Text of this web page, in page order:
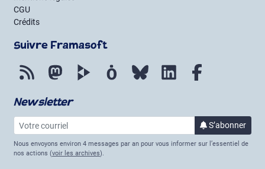
CGU
Crédits
Suivre Framasoft
Flux RSS MastodonPeerTube Mobilizon Bluesky LinkedIn
Newsletter
Votre courriel
S’abonner
à la lettre
Nous envoyons environ 4 messages par an pour vous informer sur l’essentiel de
nos actions (voir les archives).